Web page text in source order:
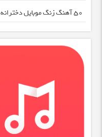
50 آهنگ زنگ موبایل دخترانه